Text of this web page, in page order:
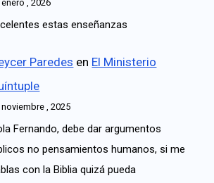
enero , 2026
estas enseñanzas
Paredes en El Ministerio
noviembre , 2025
Fernando, debe dar argumentos
no pensamientos humanos, si me
con la Biblia quizá pueda